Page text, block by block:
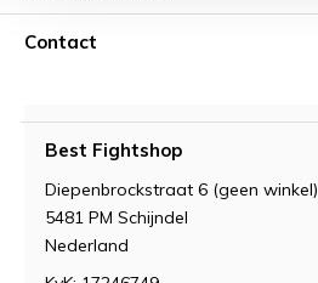
Contact
Best Fightshop
Diepenbrockstraat 6 (geen winkel)
5481 PM Schijndel
Nederland